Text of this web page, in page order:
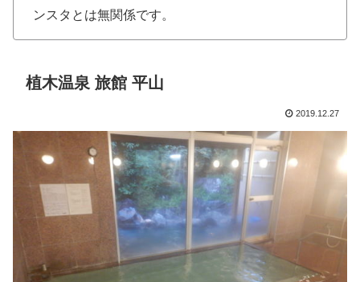
ンスタとは無関係です。
植木温泉 旅館 平山
2019.12.27